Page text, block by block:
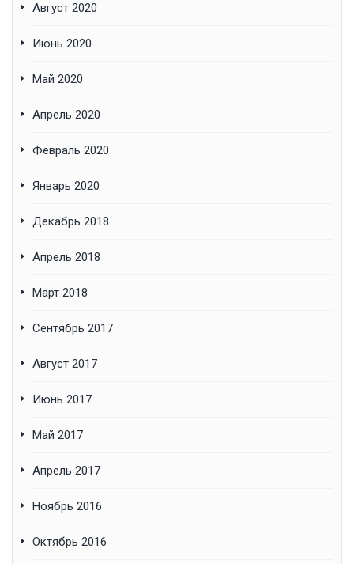
Август 2020
Июнь 2020
Май 2020
Апрель 2020
Февраль 2020
Январь 2020
Декабрь 2018
Апрель 2018
Март 2018
Сентябрь 2017
Август 2017
Июнь 2017
Май 2017
Апрель 2017
Ноябрь 2016
Октябрь 2016